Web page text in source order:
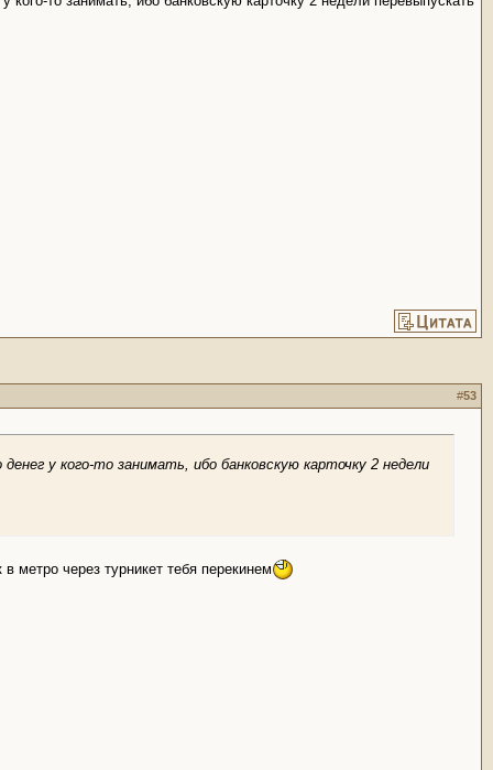
#53
у кого-то занимать, ибо банковскую карточку 2 недели
метро через турникет тебя перекинем